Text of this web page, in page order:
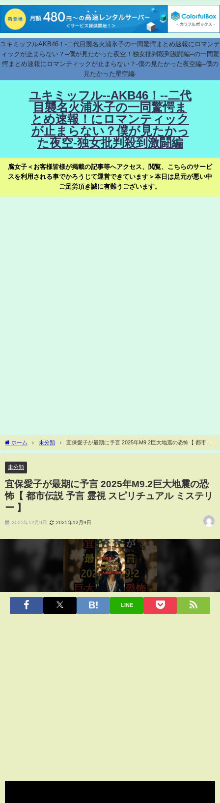
ユキミッフルAKB46！-二代目襲名火浦氷子の一同驚愕まとめ速報にロマンテ
ィックが止まらない？--僕が見たかった夜空！独女批判殺到激闘編--の一同驚
愕まとめ速報にロマンティックが止まらない？-僕の見たかった夜空編--僕の
見たかった星空編-
ユキミッフル--AKB46！--二代
目襲名火浦氷子の一同驚愕ま
とめ速報！にロマンティック
が止まらない？僕が見たかっ
た夜空-独女批判殺到激闘編
腐女子＜お客様皆様が掲載の記事等へアクセス、閲覧、こちらのサービ
スを利用される事でかろうじて運営できています＞本日は足元が悪い中
ご足労頂き誠に有難うございます。
ホーム 未分類
宜保愛子が最期に予言 2025年M9.2巨大地震の恐怖【 都市伝
説 予言 霊視 スピリチュアル ミステリー 】
未分類
宜保愛子が最期に予言 2025年M9.2巨大地震の恐
怖【 都市伝説 予言 霊視 スピリチュアル ミステリ
ー 】
2025年12月9日 2025年12月9日
LINE